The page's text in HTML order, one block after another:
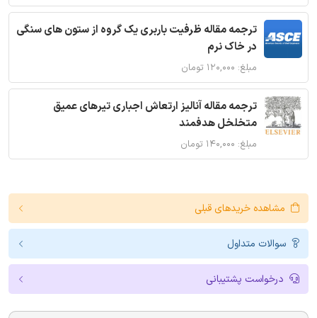
ترجمه مقاله ظرفیت باربری یک گروه از ستون های سنگی
در خاک نرم
مبلغ: ۱۲۰,۰۰۰ تومان
ترجمه مقاله آنالیز ارتعاش اجباری تیرهای عمیق
متخلخل هدفمند
مبلغ: ۱۴۰,۰۰۰ تومان
مشاهده خریدهای قبلی
سوالات متداول
درخواست پشتیبانی